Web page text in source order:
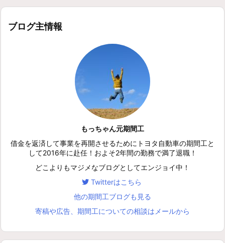
ブログ主情報
もっちゃん元期間工
借金を返済して事業を再開させるためにトヨタ自動車の期間工と
して2016年に赴任！およそ2年間の勤務で満了退職！
どこよりもマジメなブログとしてエンジョイ中！
Twitterはこちら
他の期間工ブログも見る
寄稿や広告、期間工についての相談はメールから